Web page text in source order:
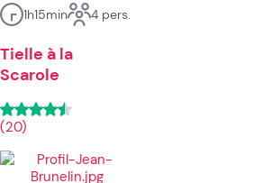
1h15min
4 pers.
Tielle à la
Scarole
(20)